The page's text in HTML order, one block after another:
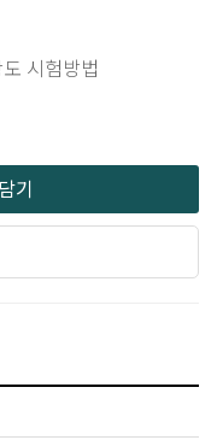
시험방법
기